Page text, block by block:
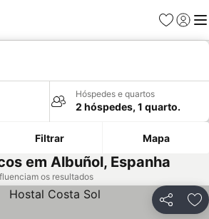
Favoritos
Iniciar
Hóspedes e quartos
2 hóspedes, 1 quarto.
Filtrar Mapa
em Albuñol, Espanha
os resultados
Partilhar